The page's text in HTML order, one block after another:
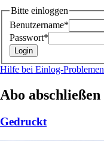
Bitte einloggen
Benutzername*
Passwort*
Hilfe bei Einlog-Problemen
Abo abschließen
Gedruckt